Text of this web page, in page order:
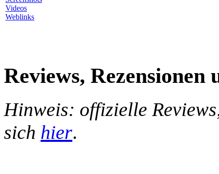
Videos
Weblinks
Reviews,
Hinweis: offizielle
sich hier.